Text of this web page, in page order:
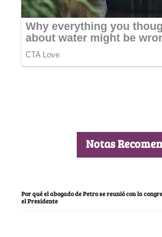
Notas
Por qué el abogado de Petro se reunió con la
el Presidente